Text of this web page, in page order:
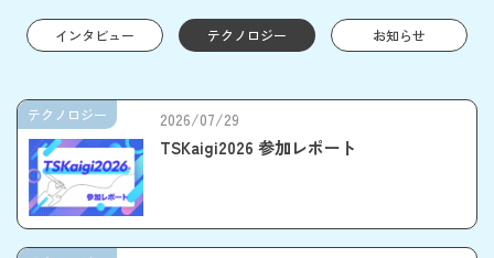
インタビュー テクノロジー お知らせ
2026/07/29
TSKaigi2026 参加レポート
テクノロジー